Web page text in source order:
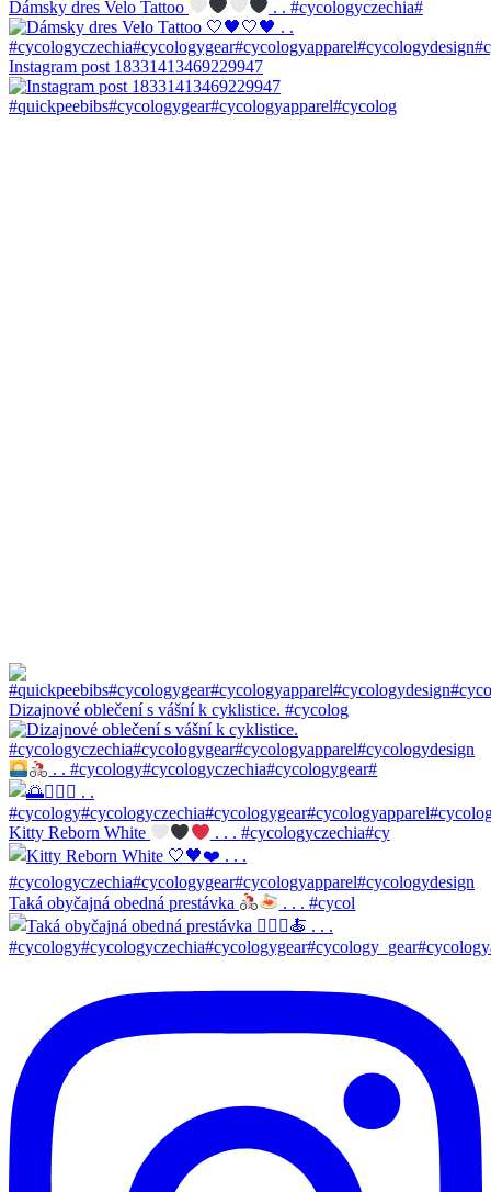
Dámsky dres Velo Tattoo . . #cycologyczechia#
Instagram post 18331413469229947
#quickpeebibs#cycologygear#cycologyapparel#cycolog
Dizajnové oblečení s vášní k cyklistice. #cycolog
. . #cycology#cycologyczechia#cycologygear#
Kitty Reborn White . . . #cycologyczechia#cy
Taká obyčajná obedná prestávka . . . #cycol